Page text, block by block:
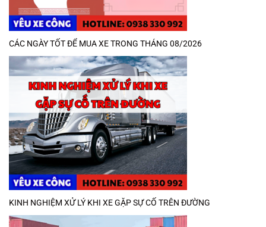
CÁC NGÀY TỐT ĐỂ MUA XE TRONG THÁNG 08/2026
KINH NGHIỆM XỬ LÝ KHI XE GẶP SỰ CỐ TRÊN ĐƯỜNG